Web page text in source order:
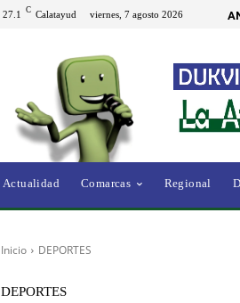
27.1 C Calatayud viernes, 7 agosto 2026
Actualidad Comarcas Regional
Inicio DEPORTES
DEPORTES